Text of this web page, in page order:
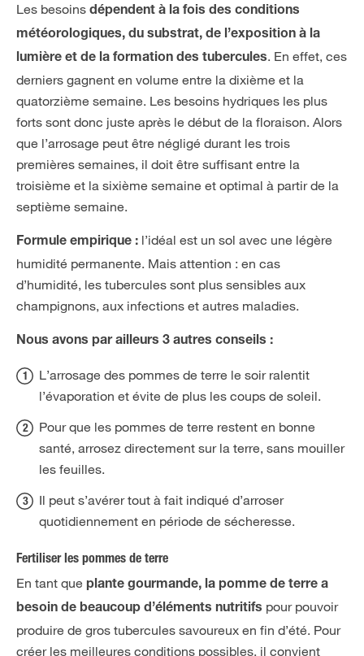
Les besoins dépendent à la fois des conditions
météorologiques, du substrat, de l’exposition à la
lumière et de la formation des tubercules. En effet, ces
derniers gagnent en volume entre la dixième et la
quatorzième semaine. Les besoins hydriques les plus
forts sont donc juste après le début de la floraison. Alors
que l’arrosage peut être négligé durant les trois
premières semaines, il doit être suffisant entre la
troisième et la sixième semaine et optimal à partir de la
septième semaine.
Formule empirique : l’idéal est un sol avec une légère
humidité permanente. Mais attention : en cas
d’humidité, les tubercules sont plus sensibles aux
champignons, aux infections et autres maladies.
Nous avons par ailleurs 3 autres conseils :
L’arrosage des pommes de terre le soir ralentit
l’évaporation et évite de plus les coups de soleil.
Pour que les pommes de terre restent en bonne
santé, arrosez directement sur la terre, sans mouiller
les feuilles.
Il peut s’avérer tout à fait indiqué d’arroser
quotidiennement en période de sécheresse.
Fertiliser les pommes de terre
En tant que plante gourmande, la pomme de terre a
besoin de beaucoup d’éléments nutritifs pour pouvoir
produire de gros tubercules savoureux en fin d’été. Pour
créer les meilleures conditions possibles, il convient